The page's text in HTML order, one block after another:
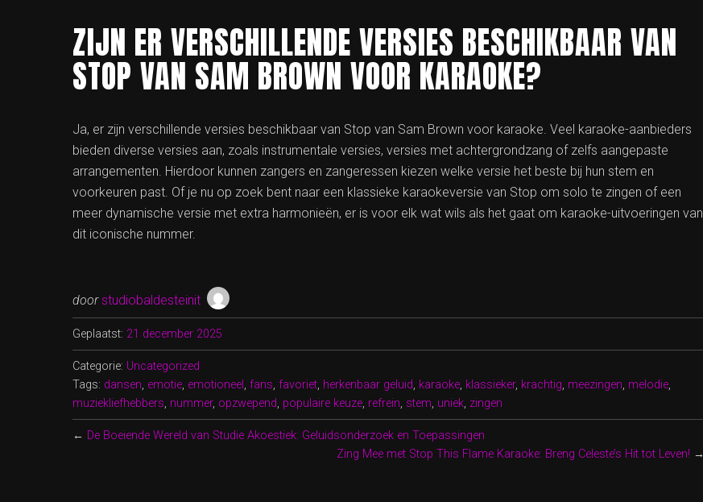
ZIJN ER VERSCHILLENDE VERSIES BESCHIKBAAR VAN
STOP VAN SAM BROWN VOOR KARAOKE?
Ja, er zijn verschillende versies beschikbaar van Stop van Sam Brown voor karaoke. Veel karaoke-aanbieders
bieden diverse versies aan, zoals instrumentale versies, versies met achtergrondzang of zelfs aangepaste
arrangementen. Hierdoor kunnen zangers en zangeressen kiezen welke versie het beste bij hun stem en
voorkeuren past. Of je nu op zoek bent naar een klassieke karaokeversie van Stop om solo te zingen of een
meer dynamische versie met extra harmonieën, er is voor elk wat wils als het gaat om karaoke-uitvoeringen van
dit iconische nummer.
door studiobaldesteinit
Geplaatst: 21 december 2025
Categorie: Uncategorized
Tags: dansen, emotie, emotioneel , fans, favoriet, herkenbaar geluid, karaoke, klassieker, krachtig, meezingen, melodie,
muziekliefhebbers, nummer, opzwepend, populaire keuze, refrein, stem, uniek, zingen
← De Boeiende Wereld van Studie Akoestiek: Geluidsonderzoek en Toepassingen
Zing Mee met Stop This Flame Karaoke: Breng Celeste’s Hit tot Leven! →